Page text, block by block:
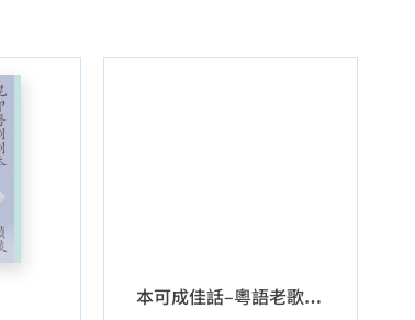
本可成佳話–粵語老歌故事及觀賞